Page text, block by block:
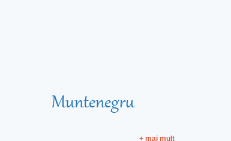
Muntenegru
+ mai mult